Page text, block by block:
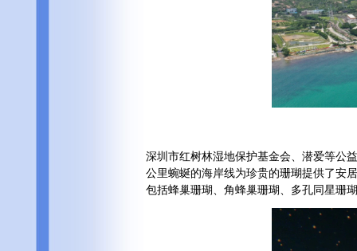
深圳市红树林湿地保护基金会、潜爱等公
公里蜿蜒的海岸线为珍贵的珊瑚提供了安
包括蜂巢珊瑚、角蜂巢珊瑚、多孔同星珊